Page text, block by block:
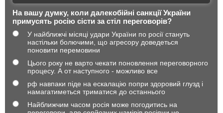
На вашу думку, коли далекобійні санкції України
примусять росію сісти за стіл переговорів?
У найближчі місяці удари України по росії стануть
настільки болючими, що агресору доведеться
поновити перемовини
Цього року не варто чекати поновлення переговорного
процесу. А от наступного - можливо все
рф навпаки піде на ескалацію попри здоровий глузд і
намагатиметься триматися до останнього
Найближчим часом росія може погодитись на